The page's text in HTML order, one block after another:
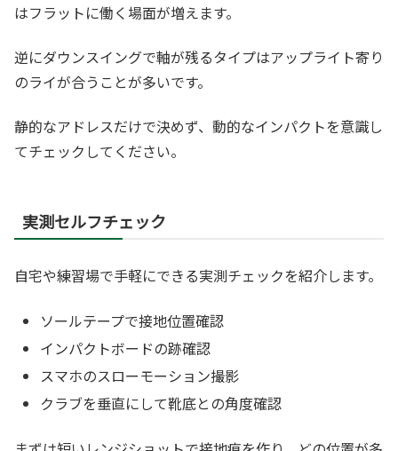
はフラットに働く場面が増えます。
逆にダウンスイングで軸が残るタイプはアップライト寄り
のライが合うことが多いです。
静的なアドレスだけで決めず、動的なインパクトを意識し
てチェックしてください。
実測セルフチェック
自宅や練習場で手軽にできる実測チェックを紹介します。
ソールテープで接地位置確認
インパクトボードの跡確認
スマホのスローモーション撮影
クラブを垂直にして靴底との角度確認